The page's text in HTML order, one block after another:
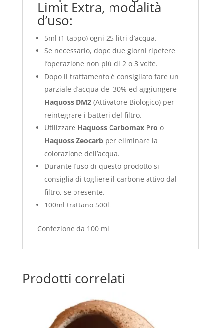
Limit Extra, modalità
d’uso:
5ml (1 tappo) ogni 25 litri d’acqua.
Se necessario, dopo due giorni ripetere
l’operazione non più di 2 o 3 volte.
Dopo il trattamento è consigliato fare un
parziale d’acqua del 30% ed aggiungere
Haquoss DM2(Attivatore Biologico) per
reintegrare i batteri del filtro.
Utilizzare Haquoss Carbomax Pro o
Haquoss Zeocarbper eliminare la
colorazione dell’acqua.
Durante l’uso di questo prodotto si
consiglia di togliere il carbone attivo dal
filtro, se presente.
100ml trattano 500lt
Confezione da 100 ml
Prodotti correlati